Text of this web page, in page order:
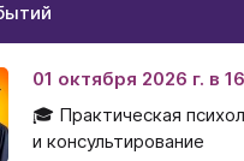
01 октября 2026 г. в
🎓 Практическая
и консультирование